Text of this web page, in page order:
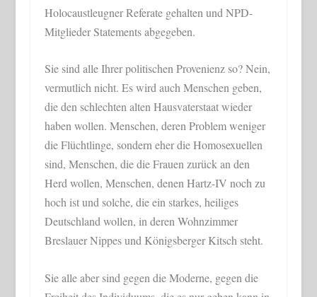
Holocaustleugner Referate gehalten und NPD-
Mitglieder Statements abgegeben.
Sie sind alle Ihrer politischen Provenienz so? Nein,
vermutlich nicht. Es wird auch Menschen geben,
die den schlechten alten Hausvaterstaat wieder
haben wollen. Menschen, deren Problem weniger
die Flüchtlinge, sondern eher die Homosexuellen
sind, Menschen, die die Frauen zurück an den
Herd wollen, Menschen, denen Hartz-IV noch zu
hoch ist und solche, die ein starkes, heiliges
Deutschland wollen, in deren Wohnzimmer
Breslauer Nippes und Königsberger Kitsch steht.
Sie alle aber sind gegen die Moderne, gegen die